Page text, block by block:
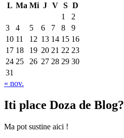
L Ma Mi J V S D
1
2
3
4 5 6 7 8
9
10 11 12 13 14 15 16
17 18 19 20 21 22 23
24 25 26 27 28 29 30
31
« nov.
Iti place Doza de Blog?
Ma pot sustine aici !